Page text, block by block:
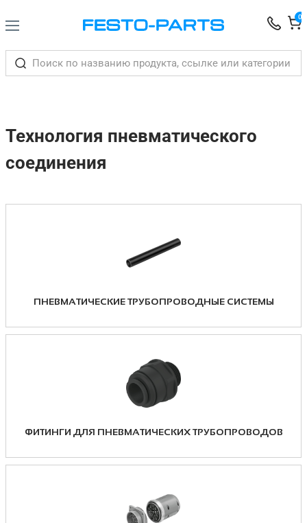
0
Технология пневматического
соединения
ПНЕВМАТИЧЕСКИЕ ТРУБОПРОВОДНЫЕ СИСТЕМЫ
ФИТИНГИ ДЛЯ ПНЕВМАТИЧЕСКИХ ТРУБОПРОВОДОВ